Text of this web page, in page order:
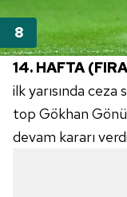
14. HAFTA
ilk yarısında
top Gökhan
devam kararı